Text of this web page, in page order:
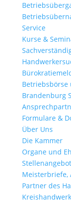
Service
Kurse &
Betriebsbörse
Brandenburg
Formulare &
Über Uns
Die Kammer
Organe und
Meisterbriefe,
Partner des